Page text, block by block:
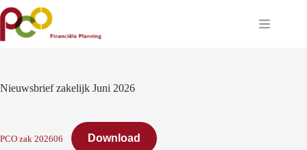
Ga
naar
de
inhoud
Nieuwsbrief zakelijk Juni 2026
PCO zak 202606 Download